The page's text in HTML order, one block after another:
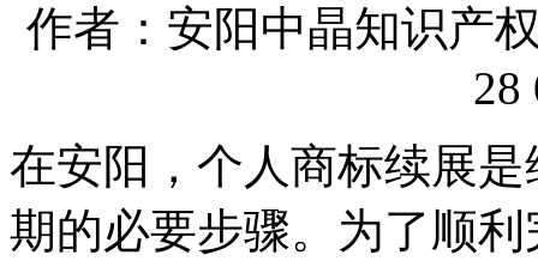
作者：安阳中晶知识产
28
在安阳，个人商标续展
期的必要步骤。为了顺